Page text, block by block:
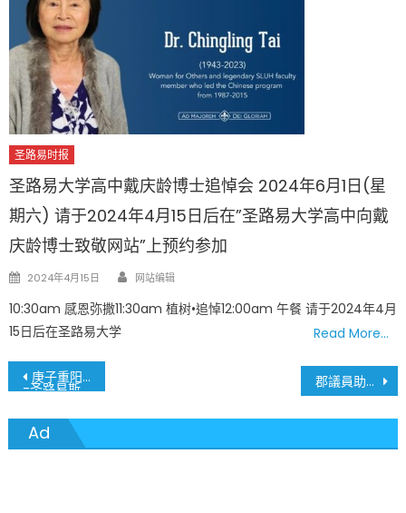
圣路易时报
圣路易大学高中戴庆龄博士追悼会 2024年6月1日(星
期六) 请于2024年4月15日后在”圣路易大学高中向戴
庆龄博士致敬网站”上预约参加
Posted
2024年4月15日 Author
网站编辑
10:30am 感恩弥撒11:30am 植树•追悼12:00am 午餐 请于2024年4月
15日后在圣路易大学
Read More…
文
章
導
庚子重阳诗词会
-圣路易斯一群苦中做乐的理工医 郡議員助理、前密州眾議員Courtney Curtis 聯邦認罪辭職
Ad